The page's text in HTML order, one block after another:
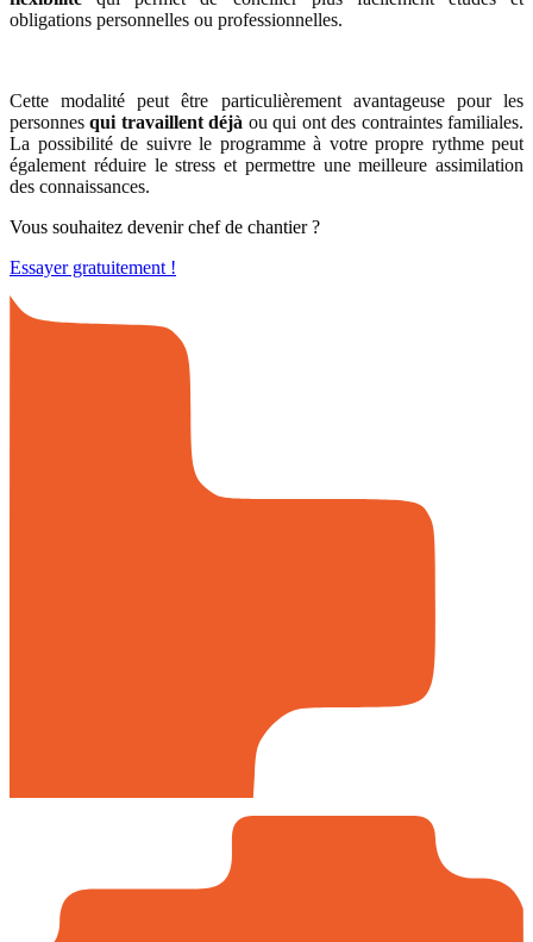
obligations personnelles ou professionnelles.
Cette modalité peut être particulièrement avantageuse pour les
personnesqui travaillent déjà ou qui ont des contraintes familiales.
La possibilité de suivre le programme à votre propre rythme peut
également réduire le stress et permettre une meilleure assimilation
des connaissances.
Vous souhaitez devenir chef de chantier ?
Essayer gratuitement !